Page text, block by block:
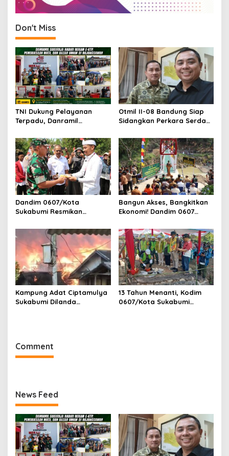
Don't Miss
TNI Dukung Pelayanan
Terpadu, Danramil
KTP, Pemeriksaan Mata,
dan Bazar UMKM
Otmil II-08 Bandung Siap
Sidangkan Perkara Serda
Korem Sunan Gunung Jati
Cirebon
Dandim 0607/Kota
Sukabumi Resmikan
Sukaresmi
Bangun Akses, Bangkitkan
Ekonomi! Dandim 0607
Garuda Cipanas Tahap V
Kampung Adat Ciptamulya
Sukabumi Dilanda
13 Tahun Menanti, Kodim
0607/Kota Sukabumi
Comment
News Feed